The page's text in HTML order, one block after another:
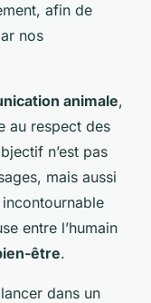
afin de
nos
animale,
au respect des
n’est pas
mais aussi
incontournable
entre l’humain
être.
dans un